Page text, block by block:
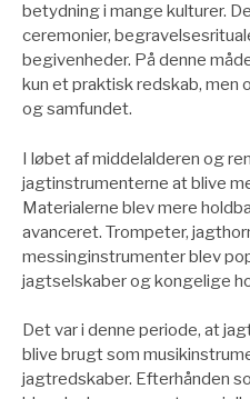
betydning i mange kulturer.
ceremonier,
begivenheder. På denne
kun et praktisk redskab, men
og samfundet.
I løbet af middelalderen og
jagtinstrumenterne at blive
Materialerne blev mere
avanceret. Trompeter,
messinginstrumenter blev
jagtselskaber og kongelige
Det var i denne periode, at
blive brugt som
jagtredskaber. Efterhånden